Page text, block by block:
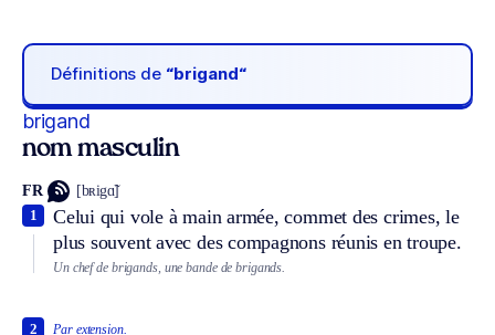
Définitions de “brigand“
brigand
nom masculin
FR [bʀigɑ̃]
Celui qui vole à main armée, commet des crimes, le
plus souvent avec des compagnons réunis en troupe.
1
Un chef de brigands, une bande de brigands.
Par extension.
2